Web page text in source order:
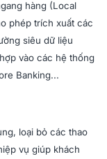
hàng (Local
phép trích xuất các
siêu dữ liệu
vào các hệ thống
Banking...
loại bỏ các thao
vụ giúp khách